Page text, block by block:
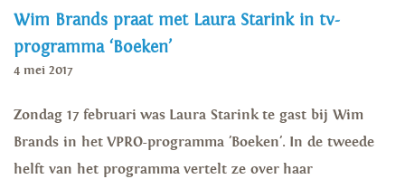
Wim Brands praat met Laura Starink in tv-
programma ‘Boeken’
4 mei 2017
Zondag 17 februari was Laura Starink te gast bij Wim
Brands in het VPRO-programma 'Boeken'. In de tweede
helft van het programma vertelt ze over haar